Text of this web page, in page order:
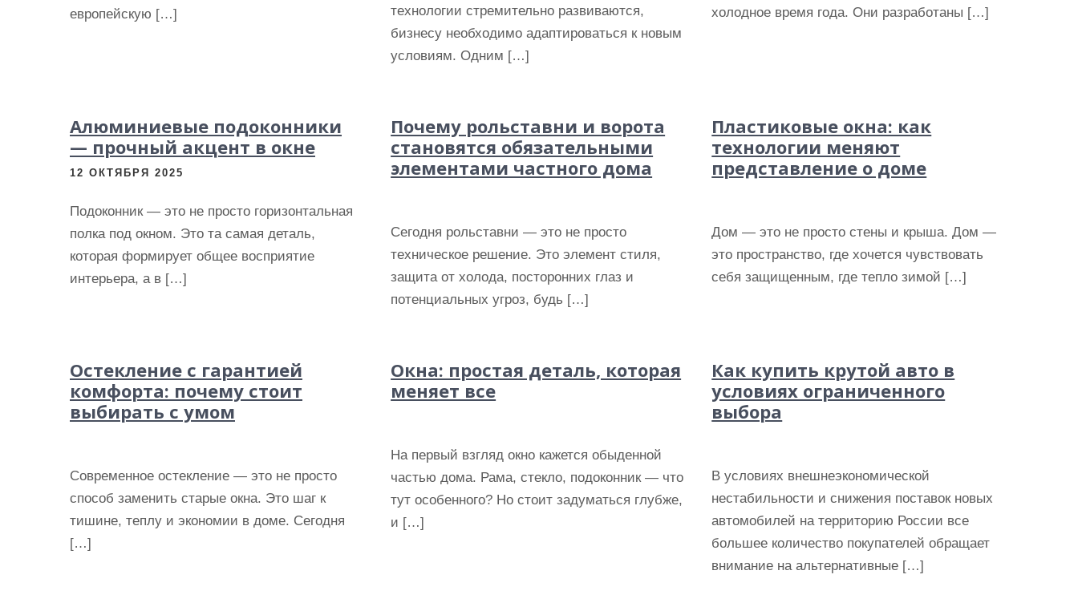
европейскую […]
технологии стремительно развиваются,
бизнесу необходимо адаптироваться к новым
условиям. Одним […]
холодное время года. Они разработаны […]
Алюминиевые подоконники
— прочный акцент в окне
12 ОКТЯБРЯ 2025
Подоконник — это не просто горизонтальная
полка под окном. Это та самая деталь,
которая формирует общее восприятие
интерьера, а в […]
Почему рольставни и ворота
становятся обязательными
элементами частного дома
Сегодня рольставни — это не просто
техническое решение. Это элемент стиля,
защита от холода, посторонних глаз и
потенциальных угроз, будь […]
Пластиковые окна: как
технологии меняют
представление о доме
Дом — это не просто стены и крыша. Дом —
это пространство, где хочется чувствовать
себя защищенным, где тепло зимой […]
Остекление с гарантией
комфорта: почему стоит
выбирать с умом
Современное остекление — это не просто
способ заменить старые окна. Это шаг к
тишине, теплу и экономии в доме. Сегодня
[…]
Окна: простая деталь, которая
меняет все
На первый взгляд окно кажется обыденной
частью дома. Рама, стекло, подоконник — что
тут особенного? Но стоит задуматься глубже,
и […]
Как купить крутой авто в
условиях ограниченного
выбора
В условиях внешнеэкономической
нестабильности и снижения поставок новых
автомобилей на территорию России все
большее количество покупателей обращает
внимание на альтернативные […]